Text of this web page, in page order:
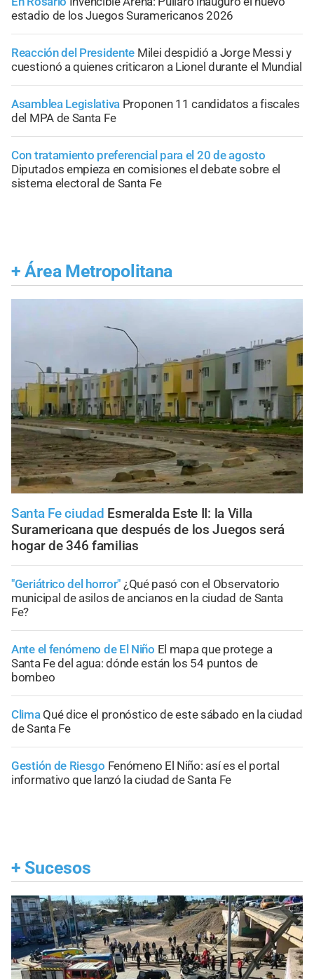
estadio de los Juegos Suramericanos 2026
Reacción del Presidente Milei despidió a Jorge Messi y
cuestionó a quienes criticaron a Lionel durante el Mundial
Asamblea Legislativa Proponen 11 candidatos a fiscales
del MPA de Santa Fe
Con tratamiento preferencial para el 20 de agosto
Diputados empieza en comisiones el debate sobre el
sistema electoral de Santa Fe
+ Área Metropolitana
Santa Fe ciudad Esmeralda Este II: la Villa
Suramericana que después de los Juegos será
hogar de 346 familias
"Geriátrico del horror" ¿Qué pasó con el Observatorio
municipal de asilos de ancianos en la ciudad de Santa
Fe?
Ante el fenómeno de El Niño El mapa que protege a
Santa Fe del agua: dónde están los 54 puntos de
bombeo
Clima Qué dice el pronóstico de este sábado en la ciudad
de Santa Fe
Gestión de Riesgo Fenómeno El Niño: así es el portal
informativo que lanzó la ciudad de Santa Fe
+ Sucesos